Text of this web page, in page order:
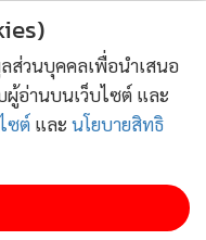
สา
โหนถาม
ย ให้นางพักก่อนเถอะ”
ามากุมเชิงปลอบโยน
ห้เฟื่องฟ้าก่อนนะ”
ส่วนบุคคลเพื่อนำเสนอ
อ่านบนเว็บไซต์ และ
ซต์ และ นโยบายสิทธิ